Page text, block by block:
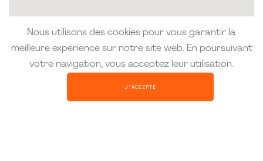
Nous utilisons des cookies pour vous garantir la
meilleure expérience sur notre site web. En poursuivant
votre navigation, vous acceptez leur utilisation.
J'ACCEPTE